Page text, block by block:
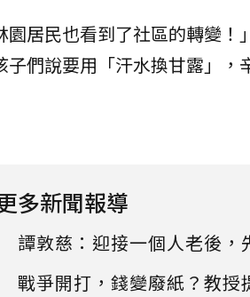
園居民也看到了社區的轉變
子們說要用「汗水換甘露」，
多新聞報導
譚敦慈：迎接一個人老後，
戰爭開打，錢變廢紙？教授